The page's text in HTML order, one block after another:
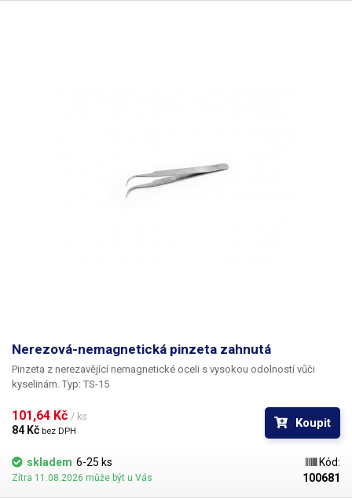
Nerezová-nemagnetická pinzeta zahnutá
Pinzeta z nerezavějící nemagnetické oceli s vysokou odolností vůči
kyselinám. Typ: TS-15
101,64 Kč / ks
84 Kč bez DPH
Koupit
skladem 6-25 ks
Zítra 11.08.2026 může být u Vás
Kód:
100681